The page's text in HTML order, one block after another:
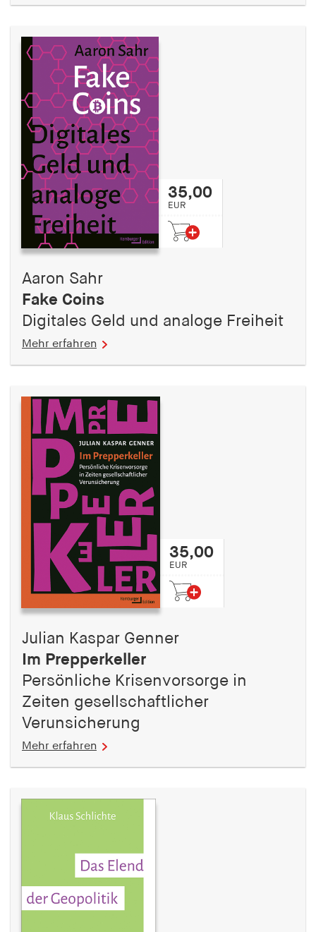
35,00
EUR
Aaron Sahr
Fake Coins
Digitales Geld und analoge Freiheit
Mehr erfahren
35,00
EUR
Julian Kaspar Genner
Im Prepperkeller
Persönliche Krisenvorsorge in
Zeiten gesellschaftlicher
Verunsicherung
Mehr erfahren